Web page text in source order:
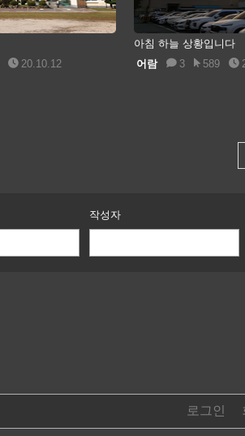
20.10.12
아침 하늘 상황입니다
어람
3 589
작성자
로그인